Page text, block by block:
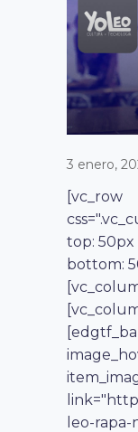
3 enero,
[vc_row
top:
bottom:
leo-